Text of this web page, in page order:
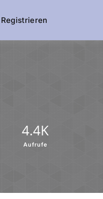
Registrieren
4.4K
Aufrufe